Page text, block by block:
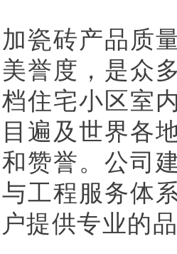
瓷砖产品质
誉度，是众
住宅小区室
遍及世界各
赞誉。公司
工程服务体
提供专业的